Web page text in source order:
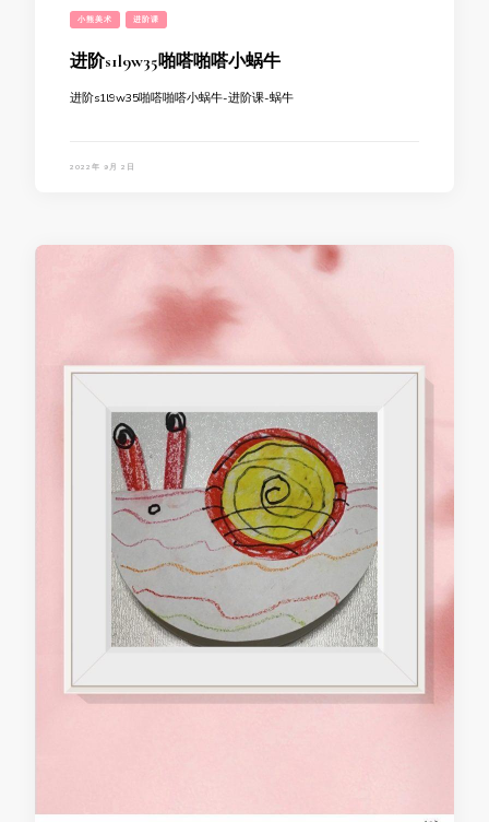
小熊美术 进阶课
进阶s1l9w35啪嗒啪嗒小蜗牛
进阶s1l9w35啪嗒啪嗒小蜗牛-进阶课-蜗牛
2022年 9月 2日